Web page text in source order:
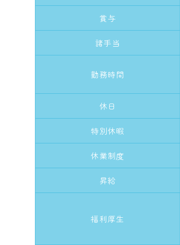
賞与
諸手当
勤務時間
休日
特別休暇
休業制度
昇給
福利厚生